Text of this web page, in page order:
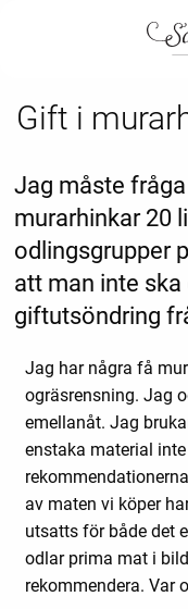
Gift i
Jag måste
murarhinkar 20
odlingsgrupper
att man inte
giftutsöndring
Jag har några få
ogräsrensning. Jag
emellanåt. Jag
enstaka material
av maten vi köper
utsatts för både det
odlar prima mat i
rekommendera. Var